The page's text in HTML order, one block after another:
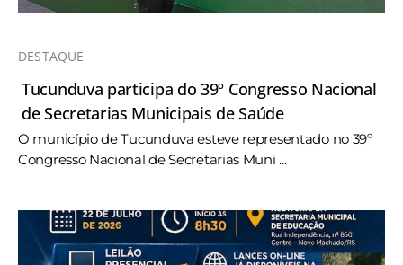
DESTAQUE
Tucunduva participa do 39º Congresso Nacional
de Secretarias Municipais de Saúde
O município de Tucunduva esteve representado no 39º
Congresso Nacional de Secretarias Muni ...